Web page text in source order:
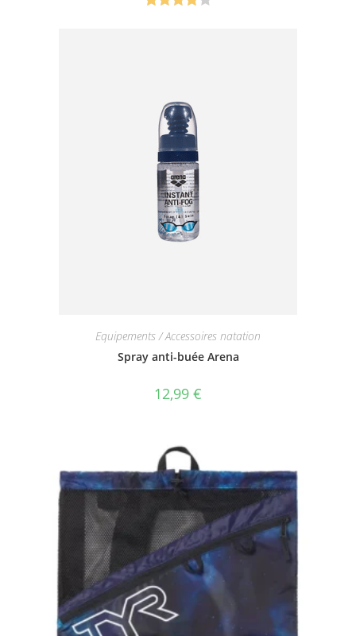
Equipements / Accessoires natation
Spray anti-buée Arena
12,99 €